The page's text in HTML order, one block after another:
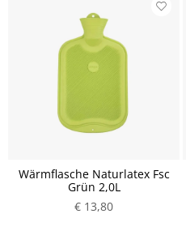
Wärmflasche Naturlatex Fsc
Grün 2,0L
€ 13,80